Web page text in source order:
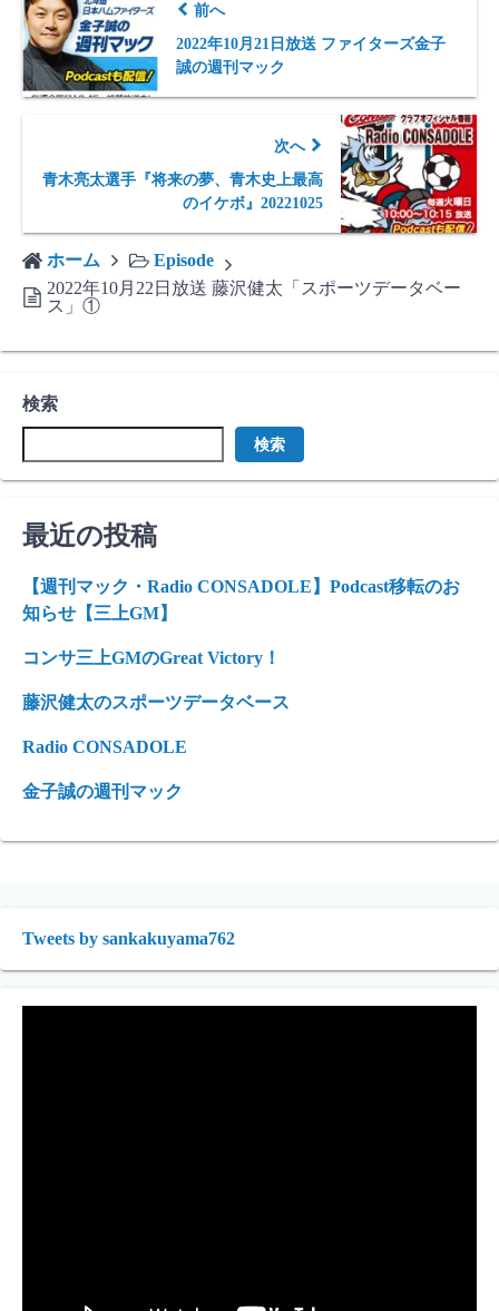
前へ
2022年10月21日放送 ファイターズ金子
誠の週刊マック
次へ
青木亮太選手『将来の夢、青木史上最高
のイケボ』20221025
ホーム
Episode
2022年10月22日放送 藤沢健太「スポーツデータベー
ス」①
検索
検索
最近の投稿
【週刊マック・Radio CONSADOLE】Podcast移転のお
知らせ【三上GM】
コンサ三上GMのGreat Victory！
藤沢健太のスポーツデータベース
Radio CONSADOLE
金子誠の週刊マック
Tweets by sankakuyama762